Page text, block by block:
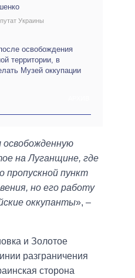
Украины
освобождения
территории, в
Музей оккупации
на Луганщине, где
пропускной пункт
но его работу
оккупанты», –
и Золотое
разграничения
сторона